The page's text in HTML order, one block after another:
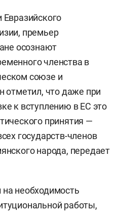
Евразийского
премьер
осознают
членства в
союзе и
отметил, что даже при
к вступлению в ЕС это
принятия —
государств-членов
народа, передает
необходимость
работы,